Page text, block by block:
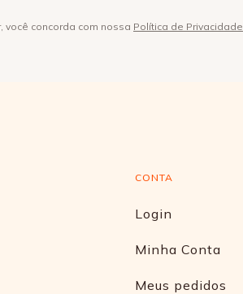
você concorda com nossa Política de Privacidade
CONTA
Login
Minha Conta
Meus pedidos